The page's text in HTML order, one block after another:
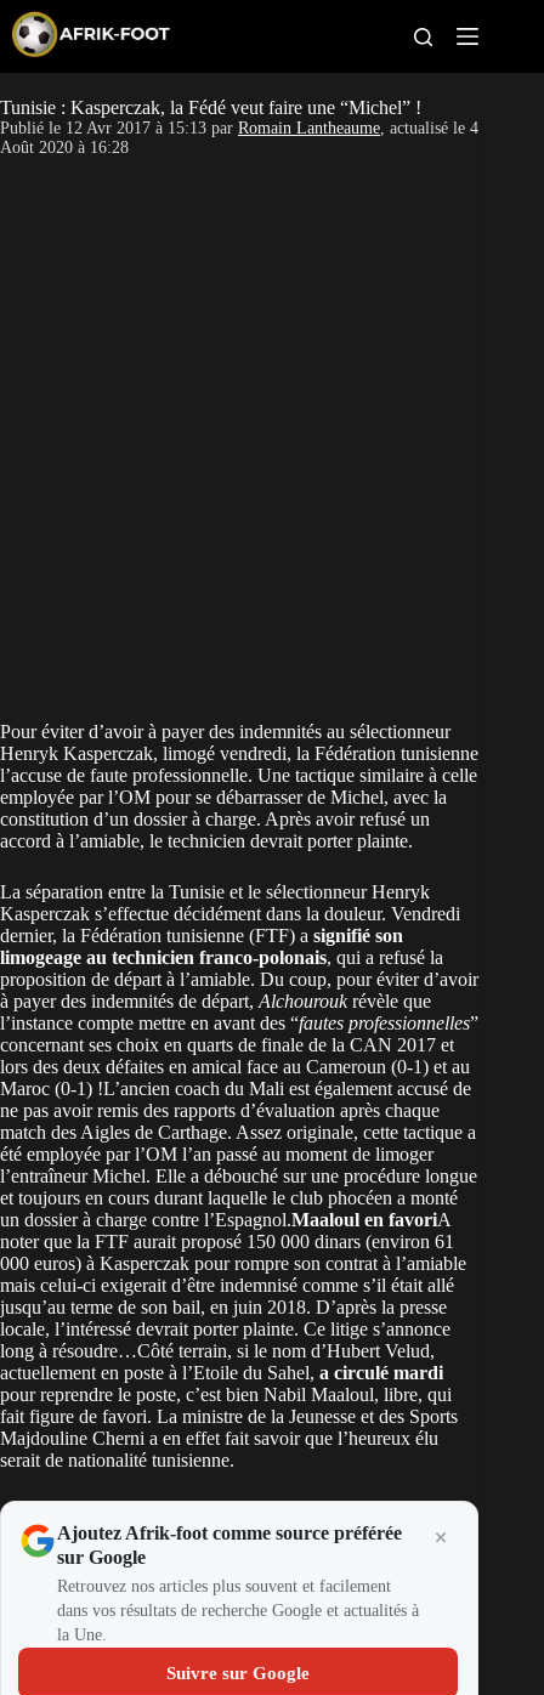
p
t
o
c
CAN féminine
Tunisie : Kasperczak, la Fédé veut faire une “Michel” !
Publié le 12 Avr 2017 à 15:13 par Romain Lantheaume, actualisé le 4
Août 2020 à 16:28
Pour éviter d’avoir à payer des indemnités au sélectionneur
Henryk Kasperczak, limogé vendredi, la Fédération tunisienne
l’accuse de faute professionnelle. Une tactique similaire à celle
employée par l’OM pour se débarrasser de Michel, avec la
constitution d’un dossier à charge. Après avoir refusé un
accord à l’amiable, le technicien devrait porter plainte.
La séparation entre la Tunisie et le sélectionneur Henryk
Kasperczak s’effectue décidément dans la douleur. Vendredi
dernier, la Fédération tunisienne (FTF) a signifié son
limogeage au technicien franco-polonais, qui a refusé la
proposition de départ à l’amiable. Du coup, pour éviter d’avoir
à payer des indemnités de départ, Alchouroukrévèle que
l’instance compte mettre en avant des “fautes professionnelles”
concernant ses choix en quarts de finale de la CAN 2017 et
lors des deux défaites en amical face au Cameroun (0-1) et au
Maroc (0-1) !L’ancien coach du Mali est également accusé de
ne pas avoir remis des rapports d’évaluation après chaque
match des Aigles de Carthage. Assez originale, cette tactique a
été employée par l’OM l’an passé au moment de limoger
l’entraîneur Michel. Elle a débouché sur une procédure longue
et toujours en cours durant laquelle le club phocéen a monté
un dossier à charge contre l’Espagnol.Maaloul en favoriA
noter que la FTF aurait proposé 150 000 dinars (environ 61
000 euros) à Kasperczak pour rompre son contrat à l’amiable
mais celui-ci exigerait d’être indemnisé comme s’il était allé
jusqu’au terme de son bail, en juin 2018. D’après la presse
locale, l’intéressé devrait porter plainte. Ce litige s’annonce
long à résoudre…Côté terrain, si le nom d’Hubert Velud,
actuellement en poste à l’Etoile du Sahel, a circulé mardi
pour reprendre le poste, c’est bien Nabil Maaloul, libre, qui
fait figure de favori. La ministre de la Jeunesse et des Sports
Majdouline Cherni a en effet fait savoir que l’heureux élu
serait de nationalité tunisienne.
Ajoutez Afrik-foot comme source préférée
sur Google
Retrouvez nos articles plus souvent et facilement
dans vos résultats de recherche Google et actualités à
la Une.
Suivre sur Google